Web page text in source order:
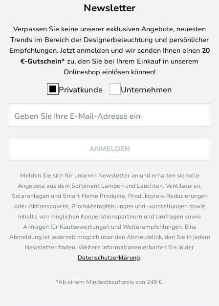
Newsletter
Verpassen Sie keine unserer exklusiven Angebote, neuesten
Trends im Bereich der Designerbeleuchtung und persönlicher
Empfehlungen. Jetzt anmelden und wir senden Ihnen einen 20
€-Gutschein* zu, den Sie bei Ihrem Einkauf in unserem
Onlineshop einlösen können!
Privatkunde Unternehmen
ANMELDEN
Melden Sie sich für unseren Newsletter an und erhalten sie tolle
Angebote aus dem Sortiment Lampen und Leuchten, Ventilatoren,
Solaranlagen und Smart Home Produkte, Produktpreis-Reduzierungen
oder Aktionspakete, Produktempfehlungen und -vorstellungen sowie
Inhalte von möglichen Kooperationspartnern und Umfragen sowie
Anfragen für Kaufbewertungen und Weiterempfehlungen. Eine
Abmeldung ist jederzeit möglich über den Abmeldelink, den Sie in jedem
Newsletter finden. Weitere Informationen erhalten Sie in der
Datenschutzerklärung.
*Ab einem Mindestkaufpreis von 249 €.